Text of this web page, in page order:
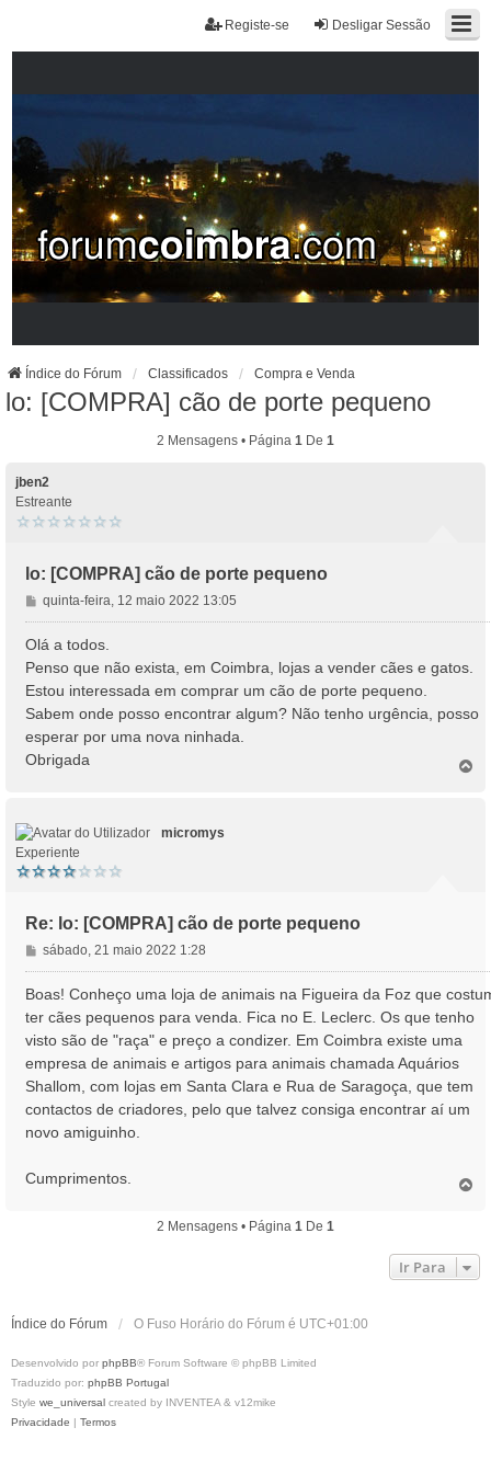
Desligar Sessão
Registe-se
Índice do Fórum Classificados Compra e Venda
lo: [COMPRA] cão de porte pequeno
2 Mensagens • Página 1 De 1
jben2
Estreante
lo: [COMPRA] cão de porte pequeno
M
e
n
a
g
e
m
quinta-feira, 12 maio 2022 13:05
Olá a todos.
Penso que não exista, em Coimbra, lojas a vender cães e gatos.
Estou interessada em comprar um cão de porte pequeno.
Sabem onde posso encontrar algum? Não tenho urgência, posso
esperar por uma nova ninhada.
Obrigada
micromys
Experiente
Re: lo: [COMPRA] cão de porte pequeno
M
e
a
g
e
m
sábado, 21 maio 2022 1:28
Boas! Conheço uma loja de animais na Figueira da Foz que
ter cães pequenos para venda. Fica no E. Leclerc. Os que tenho
visto são de "raça" e preço a condizer. Em Coimbra existe uma
empresa de animais e artigos para animais chamada Aquários
Shallom, com lojas em Santa Clara e Rua de Saragoça, que tem
contactos de criadores, pelo que talvez consiga encontrar aí um
novo amiguinho.
Cumprimentos.
2 Mensagens • Página 1 De 1
Ir Para
Índice do Fórum O Fuso Horário do Fórum é UTC+01:00
Desenvolvido por phpBB® Forum Software © phpBB Limited
Traduzido por: phpBB Portugal
Style we_universal created by INVENTEA & v12mike
Privacidade | Termos